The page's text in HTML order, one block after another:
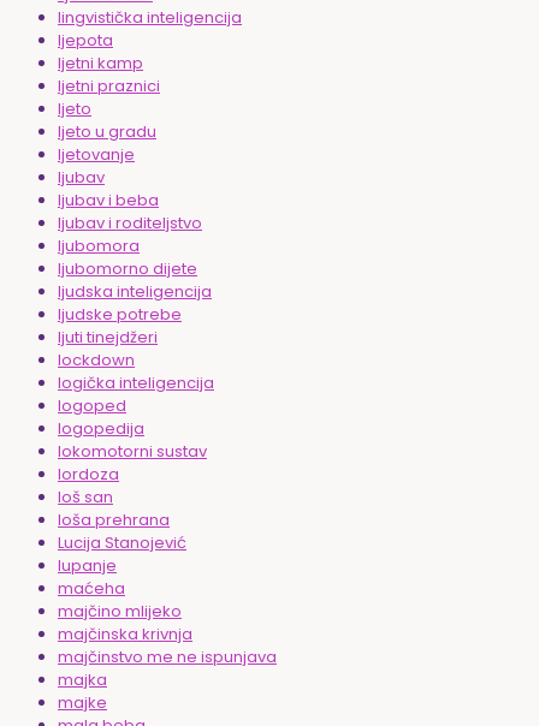
lingvistička inteligencija
ljepota
ljetni kamp
ljetni praznici
ljeto
ljeto u gradu
ljetovanje
ljubav
ljubav i beba
ljubav i roditeljstvo
ljubomora
ljubomorno dijete
ljudska inteligencija
ljudske potrebe
ljuti tinejdžeri
lockdown
logička inteligencija
logoped
logopedija
lokomotorni sustav
lordoza
loš san
loša prehrana
Lucija Stanojević
lupanje
maćeha
majčino mlijeko
majčinska krivnja
majčinstvo me ne ispunjava
majka
majke